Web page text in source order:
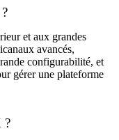
et aux grandes
avancés,
configurabilité, et
gérer une plateforme
?